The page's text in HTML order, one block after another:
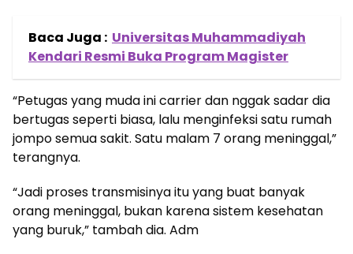
Baca Juga : Universitas Muhammadiyah
Kendari Resmi Buka Program Magister
“Petugas yang muda ini carrier dan nggak sadar dia
bertugas seperti biasa, lalu menginfeksi satu rumah
jompo semua sakit. Satu malam 7 orang meninggal,”
terangnya.
“Jadi proses transmisinya itu yang buat banyak
orang meninggal, bukan karena sistem kesehatan
yang buruk,” tambah dia. Adm